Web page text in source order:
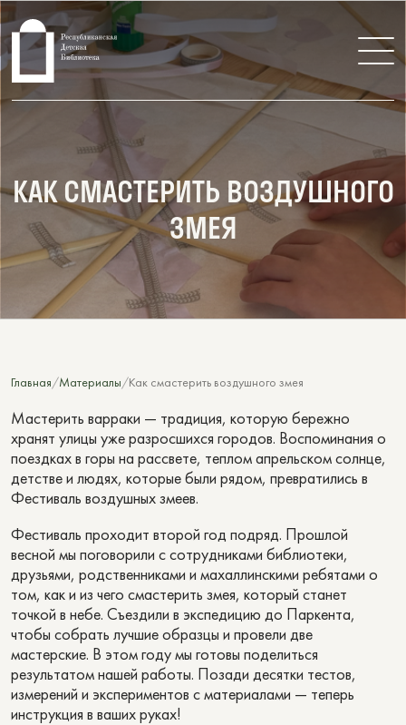
КАК СМАСТЕРИТЬ ВОЗДУШНОГО
ЗМЕЯ
Главная Материалы Как смастерить воздушного змея
Мастерить варраки — традиция, которую бережно
хранят улицы уже разросшихся городов. Воспоминания о
поездках в горы на рассвете, теплом апрельском солнце,
детстве и людях, которые были рядом, превратились в
Фестиваль воздушных змеев.
Фестиваль проходит второй год подряд. Прошлой
весной мы поговорили с сотрудниками библиотеки,
друзьями, родственниками и махаллинскими ребятами о
том, как и из чего смастерить змея, который станет
точкой в небе. Съездили в экспедицию до Паркента,
чтобы собрать лучшие образцы и провели две
мастерские. В этом году мы готовы поделиться
результатом нашей работы. Позади десятки тестов,
измерений и экспериментов с материалами — теперь
инструкция в ваших руках!